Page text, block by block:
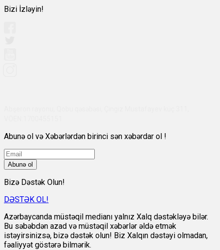
Bizi İzləyin!
Abunə ol və Xəbərlərdən birinci sən xəbərdar ol !
Abunə ol
Bizə Dəstək Olun!
DƏSTƏK OL!
Azərbaycanda müstəqil medianı yalnız Xalq dəstəkləyə bilər.
Bu səbəbdən azad və müstəqil xəbərlər əldə etmək
istəyirsinizsə, bizə dəstək olun! Biz Xalqın dəstəyi olmadan,
fəaliyyət göstərə bilmərik.